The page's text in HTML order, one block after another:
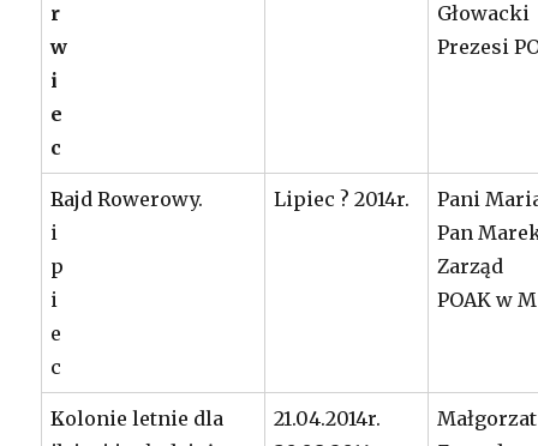
r
w
i
e
c
Głowacki
Prezesi
L
i
p
i
e
c
Rajd Rowerowy. Lipiec ? 2014r.
Pani
Pan
Zarząd
POAK w
L
Kolonie letnie dla
21.04.2014r.